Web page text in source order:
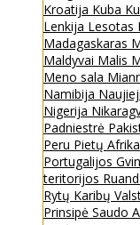
Kroatija Kuba
Lenkija Lesotas
Madagaskaras
Maldyvai Malis
Meno sala
Namibija
Nigerija
Padniestrė
Peru Pietų Afrika
Portugalijos
teritorijos
Rytų Karibų
Prinsipė Saudo